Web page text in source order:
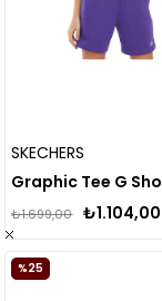
SKECHERS
₺1.104,00
₺1.699,00
%25